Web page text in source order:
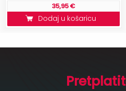
35,95 €
Dodaj u košaricu